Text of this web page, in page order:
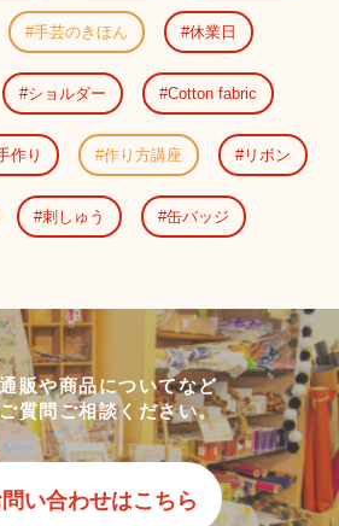
手芸のきほん 休業日
ショルダー Cotton fabric
作り 作り方講座 リボン
刺しゅう 缶バッジ
販や商品についてなど
質問ご相談ください。
問い合わせはこちら